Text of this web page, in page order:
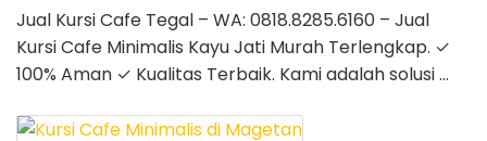
Jual Kursi Cafe Tegal – WA: 0818.8285.6160 – Jual
Kursi Cafe Minimalis Kayu Jati Murah Terlengkap. ✓
100% Aman ✓ Kualitas Terbaik. Kami adalah solusi …